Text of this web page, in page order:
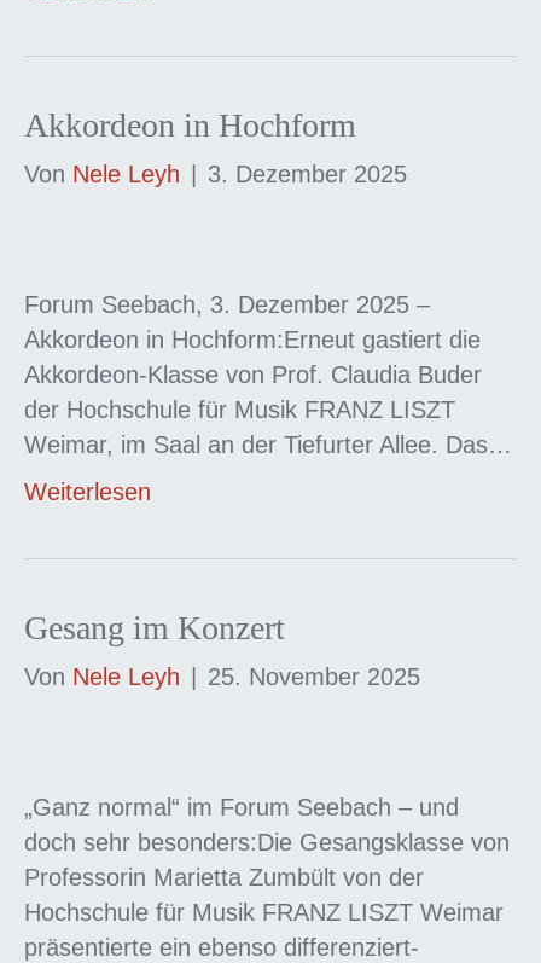
Akkordeon in Hochform
Von Nele Leyh 3. Dezember 2025
Forum Seebach, 3. Dezember 2025 –
Akkordeon in Hochform:Erneut gastiert die
Akkordeon-Klasse von Prof. Claudia Buder
der Hochschule für Musik FRANZ LISZT
Weimar, im Saal an der Tiefurter Allee. Das…
Weiterlesen
Gesang im Konzert
Von Nele Leyh 25. November 2025
„Ganz normal“ im Forum Seebach – und
doch sehr besonders:Die Gesangsklasse von
Professorin Marietta Zumbült von der
Hochschule für Musik FRANZ LISZT Weimar
präsentierte ein ebenso differenziert-